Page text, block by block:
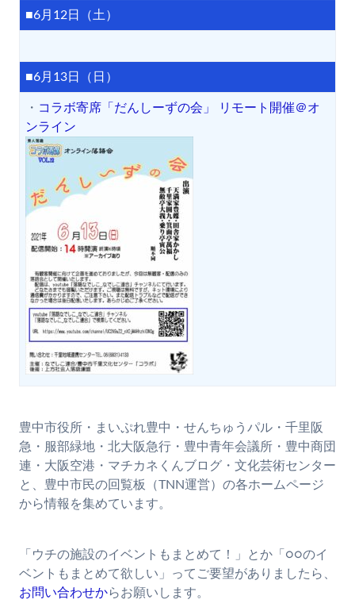
■6月12日（土）
■6月13日（日）
・ コラボ寄席「だんしーずの会」 リモート開催＠オ
ンライン
豊中市役所・まいぷれ豊中・せんちゅうパル・千里阪
急・服部緑地・北大阪急行・豊中青年会議所・豊中商団
連・大阪空港・マチカネくんブログ・文化芸術センター
と、豊中市民の回覧板（TNN運営）の各ホームページ
から情報を集めています。
「ウチの施設のイベントもまとめて！」とか「○○のイ
ベントもまとめて欲しい」ってご要望がありましたら、
お問い合わせからお願いします。